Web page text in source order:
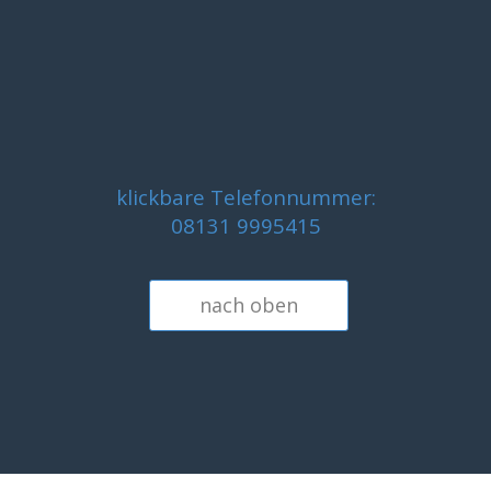
klickbare Telefonnummer:
08131 9995415
nach oben